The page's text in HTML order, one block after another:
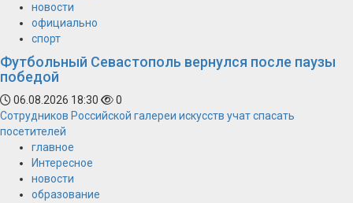
новости
официально
спорт
Футбольный Севастополь вернулся после паузы
победой
06.08.2026 18:30
0
Сотрудников Российской галереи искусств учат спасать
посетителей
главное
Интересное
новости
образование